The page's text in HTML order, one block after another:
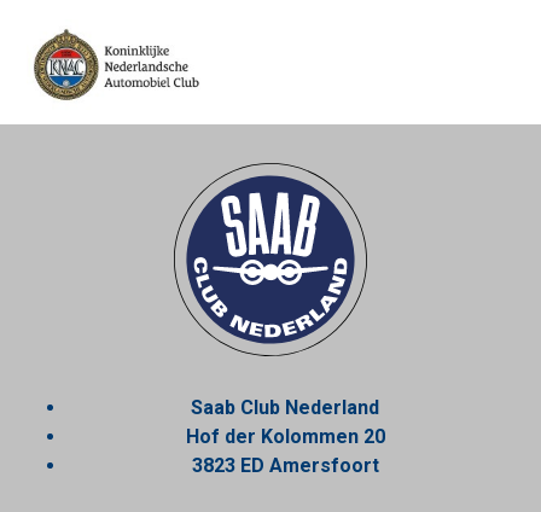
Saab Club Nederland
Hof der Kolommen 20
3823 ED Amersfoort